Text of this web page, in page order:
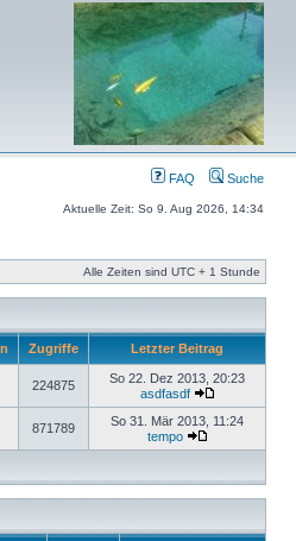
FAQ Suche
Aktuelle Zeit: So 9. Aug 2026, 14:34
Alle Zeiten sind UTC + 1 Stunde
Zugriffe Letzter Beitrag
224875
So 22. Dez 2013, 20:23
asdfasdf
871789
So 31. Mär 2013, 11:24
tempo